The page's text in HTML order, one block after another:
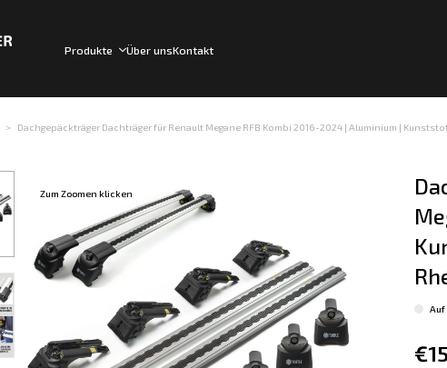
Produkte Über unsKontakt
Dachgepäckträger Dachträger für Renault Megane RFB Kombi 2016-2024 | Aluminium |
Zum Zoomen klicken
Auf